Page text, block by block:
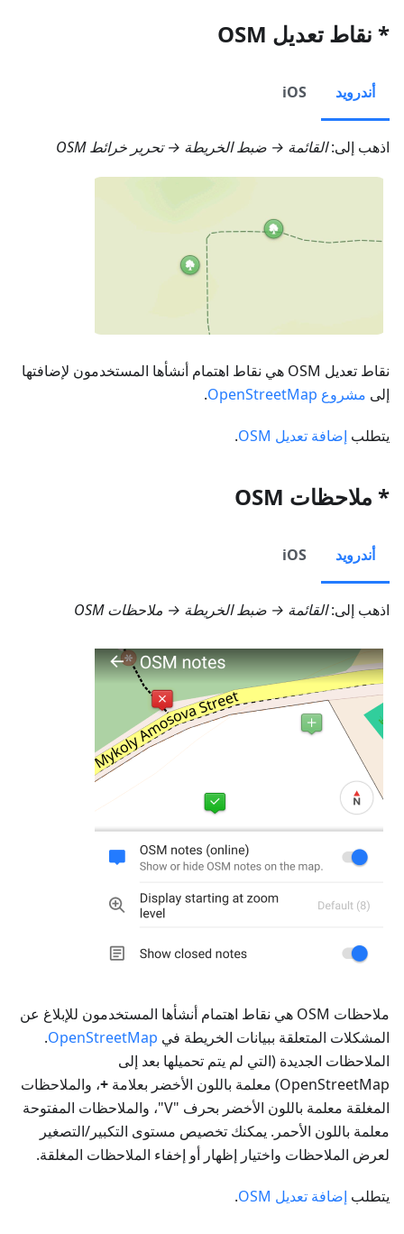
* نقاط تعديل OSM
أندرويد iOS
اذهب إلى:القائمة → ضبط الخريطة → تحرير خرائط OSM
نقاط تعديل OSM هي نقاط اهتمام أنشأها المستخدمون لإضافتها
إلى مشروع OpenStreetMap .
يتطلب إضافة تعديل OSM .
* ملاحظات OSM
أندرويد iOS
اذهب إلى:القائمة → ضبط الخريطة → ملاحظات OSM
ملاحظات OSM هي نقاط اهتمام أنشأها المستخدمون للإبلاغ عن
المشكلات المتعلقة ببيانات الخريطة في OpenStreetMap
.
الملاحظات الجديدة (التي لم يتم تحميلها بعد إلى
OpenStreetMap) معلمة باللون الأخضر بعلامة
+، والملاحظات
المغلقة معلمة باللون الأخضر بحرف "V"، والملاحظات المفتوحة
معلمة باللون الأحمر. يمكنك تخصيص مستوى التكبير/التصغير
لعرض الملاحظات واختيار إظهار أو إخفاء الملاحظات المغلقة.
يتطلب إضافة تعديل OSM .